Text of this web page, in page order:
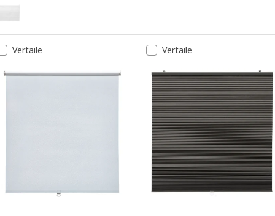
RINGBLOMMA, Kaihdin, valkoinen, 120x160 cm
Vertaile Vertaile